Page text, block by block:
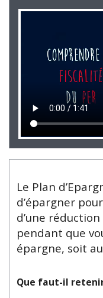
Le Plan
d’épargner
d’une
pendant que
épargne, soit
Que faut-il